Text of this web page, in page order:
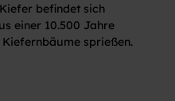
befindet sich
einer 10.500 Jahre
sprießen.